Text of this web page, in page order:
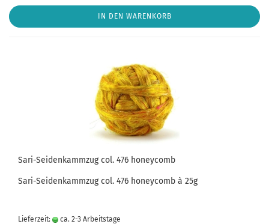
IN DEN WARENKORB
Sari-Seidenkammzug col. 476 honeycomb
Sari-Seidenkammzug col. 476 honeycomb à 25g
Lieferzeit: ca. 2-3 Arbeitstage